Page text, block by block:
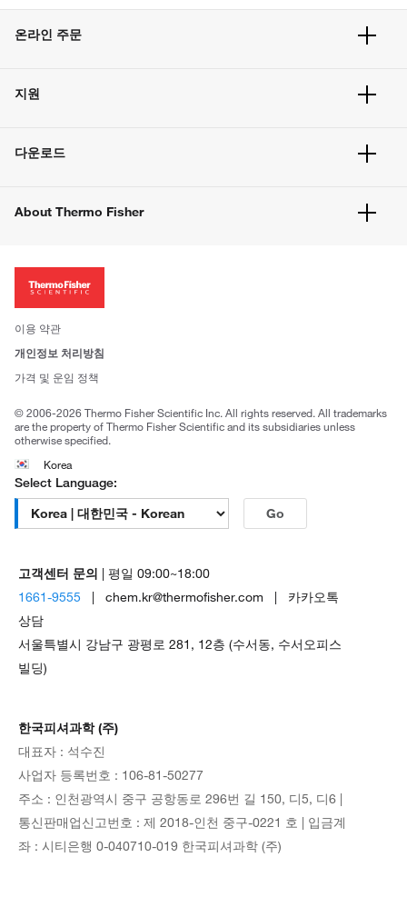
온라인 주문
주문 방법
벌크 주문
지원
고객 센터
웹사이트 개선사항
다운로드
About Thermo Fisher
투자자
사회적 책임
브랜드
이용 약관
개인정보 처리방침
가격 및 운임 정책
© 2006-2026 Thermo Fisher Scientific Inc. All rights reserved. All trademarks
are the property of Thermo Fisher Scientific and its subsidiaries unless
otherwise specified.
Korea
Select Language:
Go
고객센터 문의
| 평일 09:00~18:00
1661-9555 | chem.kr@thermofisher.com | 카카오톡
상담
서울특별시 강남구 광평로 281, 12층 (수서동, 수서오피스
빌딩)
한국피셔과학 (주)
대표자 : 석수진
사업자 등록번호 : 106-81-50277
주소 : 인천광역시 중구 공항동로 296번 길 150, 디5, 디6 |
통신판매업신고번호 : 제 2018-인천 중구-0221 호 | 입금계
좌 : 시티은행 0-040710-019 한국피셔과학 (주)